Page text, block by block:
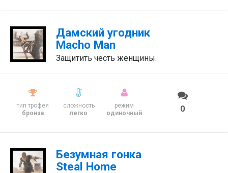
Дамский угодник
Macho Man
Защитить честь женщины.
тип трофея
бронза
сложность
легко
режим
одиночный
0
Безумная гонка
Steal Home